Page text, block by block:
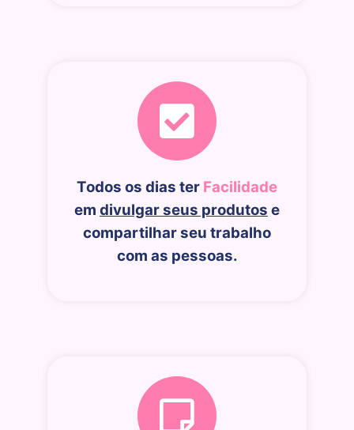
Todos os dias ter Facilidade
em divulgar seus produtos e
compartilhar seu trabalho
com as pessoas.